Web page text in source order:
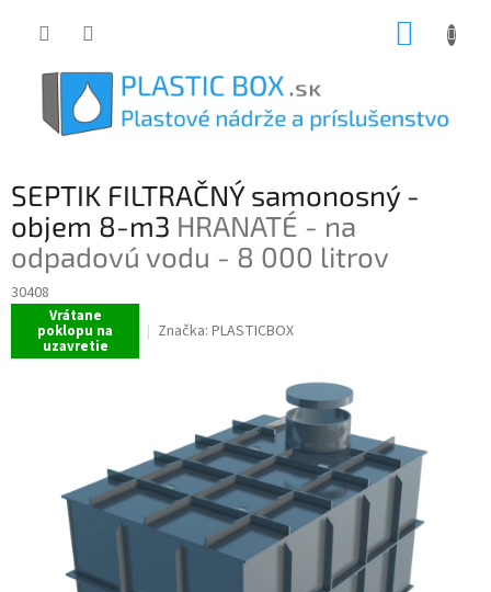
SEPTIK FILTRAČNÝ samonosný -
objem 8-m3 HRANATÉ - na
odpadovú vodu - 8 000 litrov
30408
Vrátane
poklopu na
uzavretie
Značka: PLASTICBOX